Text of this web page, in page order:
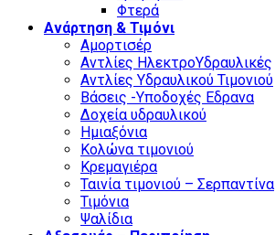
Φτερά
Ανάρτηση & Τιμόνι
Αμορτισέρ
Αντλίες ΗλεκτροΥδραυλικές
Αντλίες Υδραυλικού Τιμονιού
Βάσεις -Υποδοχές Εδρανα
Δοχεία υδραυλικού
Ημιαξόνια
Κολώνα τιμονιού
Κρεμαγιέρα
Ταινία τιμονιού – Σερπαντίνα
Τιμόνια
Ψαλίδια